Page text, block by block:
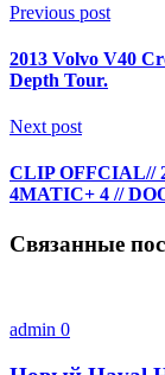
Previous post
2013 Volvo V40
Depth Tour.
Next post
CLIP OFFCIAL//
4MATIC+ 4 //
Связанные
admin 0